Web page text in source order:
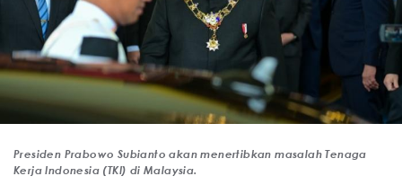
Presiden Prabowo Subianto akan menertibkan masalah Tenaga
Kerja Indonesia (TKI) di Malaysia.